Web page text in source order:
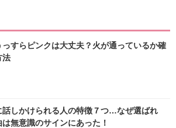
っすらピンクは大丈夫？火が通っているか確
法
話しかけられる人の特徴７つ…なぜ選ばれ
は無意識のサインにあった！